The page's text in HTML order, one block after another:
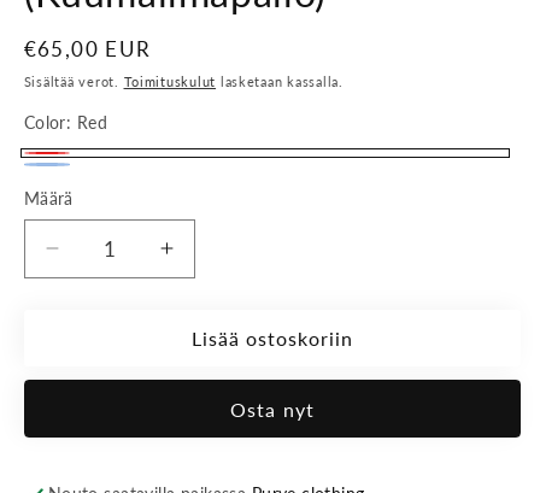
Normaalihinta
€65,00 EUR
Sisältää verot. Toimituskulut lasketaan kassalla.
Color: Red
Red
loppuunmyyty
tai
Määrä
Vähennä
tuotteen
(Kuumailmapallo)
Lisää
tuotteen
(Kuumailmapallo)
Lisää ostoskoriin
Osta nyt